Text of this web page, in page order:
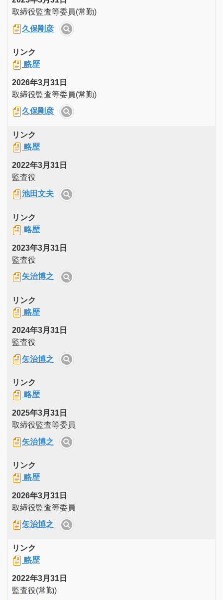
取締役監査等委員(常勤)
久保剛彦
リンク
略歴
2026年3月31日
取締役監査等委員(常勤)
久保剛彦
リンク
略歴
2022年3月31日
監査役
池田文夫
リンク
略歴
2023年3月31日
監査役
矢治博之
リンク
略歴
2024年3月31日
監査役
矢治博之
リンク
略歴
2025年3月31日
取締役監査等委員
矢治博之
リンク
略歴
2026年3月31日
取締役監査等委員
矢治博之
リンク
略歴
2022年3月31日
監査役(常勤)